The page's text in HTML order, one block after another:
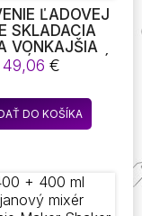
ĽADOVEJ
SKLADACIA
VONKAJŠIA
STUDENÁ
TERAPIA TUB
REHAB ICE
PRE
KÚPEĽNÉ
VEDRO
49,06 €
DO KOŠÍKA